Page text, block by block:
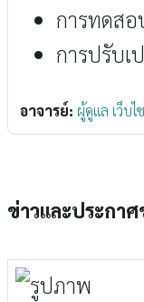
การทดส
การปรับ
อาจารย์: ผู้ดูแล เว็บ
ข่าวและประกาศ